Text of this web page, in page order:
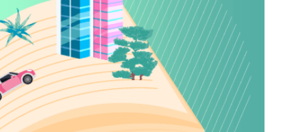
Campanas SEO, auditorias,
web y estrategia de
Ver nuestros servicios
gratuitas, blog y
dominar el SEO.
las herramientas